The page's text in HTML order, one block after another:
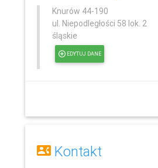
Knurów 44-190
ul. Niepodległości 58 lok. 2
śląskie
EDYTUJ DANE
Kontakt